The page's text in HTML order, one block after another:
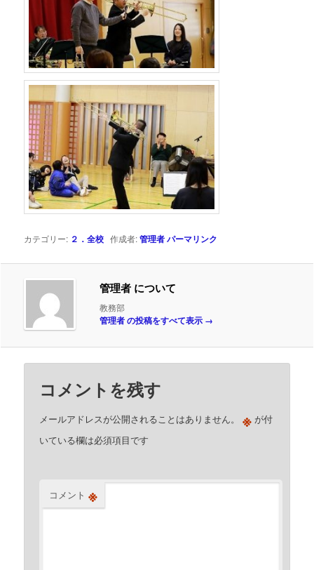
カテゴリー: ２．全校 作成者:管理者パーマリンク
管理者 について
教務部
管理者 の投稿をすべて表示 →
コメントを残す
メールアドレスが公開されることはありません。 ※ が付
いている欄は必須項目です
コメント ※